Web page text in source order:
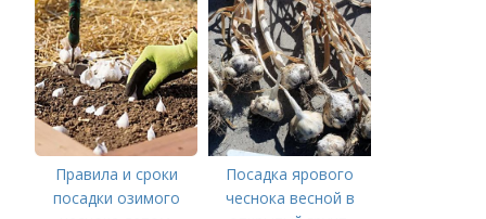
Правила и сроки
посадки озимого
Посадка ярового
чеснока весной в